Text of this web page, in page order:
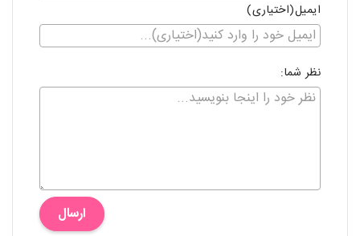
ایمیل(اختیاری)
نظر شما:
ارسال